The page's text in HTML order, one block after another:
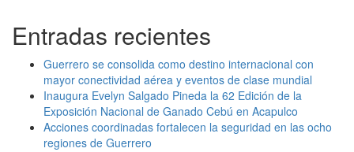
Entradas recientes
Guerrero se consolida como destino internacional con
mayor conectividad aérea y eventos de clase mundial
Inaugura Evelyn Salgado Pineda la 62 Edición de la
Exposición Nacional de Ganado Cebú en Acapulco
Acciones coordinadas fortalecen la seguridad en las ocho
regiones de Guerrero